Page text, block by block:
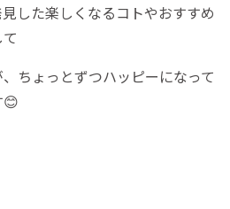
した楽しくなるコトやおすすめ
ちょっとずつハッピーになって